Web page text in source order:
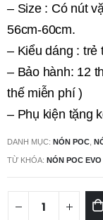
– Size : Có nút
56cm-60cm.
– Kiểu dáng : trẻ
– Bảo hành: 12
thế miễn phí )
– Phụ kiện tặng
DANH MỤC: NÓN POC
TỪ KHÓA: NÓN POC